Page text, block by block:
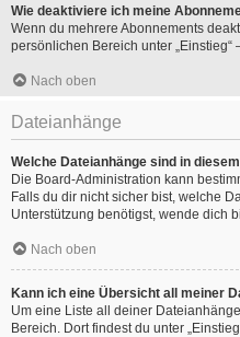
Wie deaktiviere ich meine
Wenn du mehrere Abonnements
persönlichen Bereich unter „Einstieg“
Nach oben
Dateianhänge
Welche Dateianhänge sind in
Die Board-Administration kann
Falls du dir nicht sicher bist, welche
Unterstützung benötigst, wende dich
Nach oben
Kann ich eine Übersicht all meiner
Um eine Liste all deiner
Bereich. Dort findest du unter